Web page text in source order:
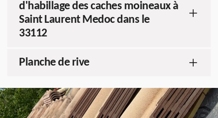
d'habillage des caches moineaux à
Saint Laurent Medoc dans le
33112
Planche de rive